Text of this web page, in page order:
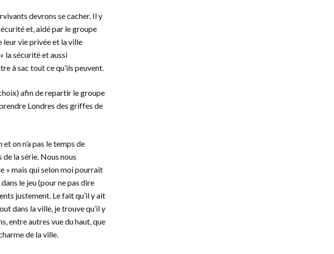
devrons se cacher. Il y
et, aidé par le groupe
leur vie privée et la ville
la sécurité et aussi
à sac tout ce qu’ils peuvent.
afin de repartir le groupe
Londres des griffes de
on n’a pas le temps de
de la série. Nous nous
» mais qui selon moi pourrait
le jeu (pour ne pas dire
justement. Le fait qu’il y ait
dans la ville, je trouve qu’il y
entre autres vue du haut, que
de la ville.